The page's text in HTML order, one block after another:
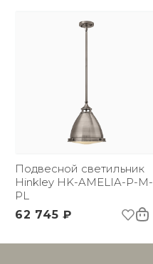
Подвесной светильник
Hinkley HK-AMELIA-P-M-
PL
62 745 ₽